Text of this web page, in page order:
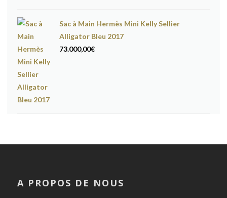
Sac à Main Hermès Mini Kelly Sellier
Alligator Bleu 2017
73.000,00€
A PROPOS DE NOUS